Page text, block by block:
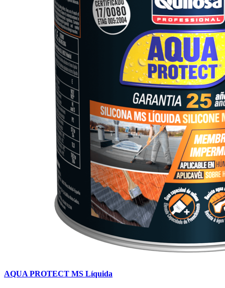
AQUA PROTECT MS Líquida